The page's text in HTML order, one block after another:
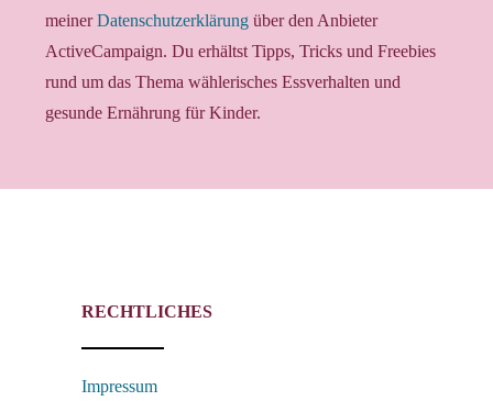
meinerDatenschutzerklärung über den Anbieter
ActiveCampaign. Du erhältst Tipps, Tricks und Freebies
rund um das Thema wählerisches Essverhalten und
gesunde Ernährung für Kinder.
RECHTLICHES
Impressum